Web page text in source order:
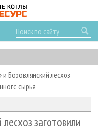
и Боровлянский лесхоз
сырья
заготовили